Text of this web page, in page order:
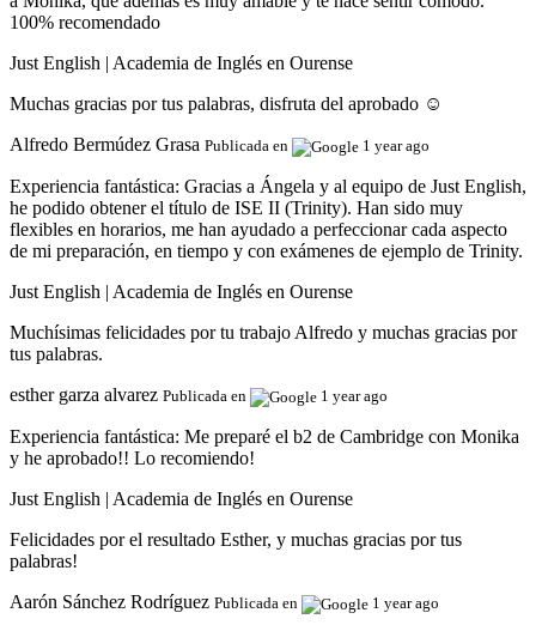
100% recomendado
Just English | Academia de Inglés en Ourense
Muchas gracias por tus palabras, disfruta del aprobado ☺️
Alfredo Bermúdez Grasa Publicada en 1 year ago
Experiencia fantástica: Gracias a Ángela y al equipo de Just English,
he podido obtener el título de ISE II (Trinity). Han sido muy
flexibles en horarios, me han ayudado a perfeccionar cada aspecto
de mi preparación, en tiempo y con exámenes de ejemplo de Trinity.
Just English | Academia de Inglés en Ourense
Muchísimas felicidades por tu trabajo Alfredo y muchas gracias por
tus palabras.
esther garza alvarez Publicada en 1 year ago
Experiencia fantástica: Me preparé el b2 de Cambridge con Monika
y he aprobado!! Lo recomiendo!
Just English | Academia de Inglés en Ourense
Felicidades por el resultado Esther, y muchas gracias por tus
palabras!
Aarón Sánchez Rodríguez Publicada en 1 year ago